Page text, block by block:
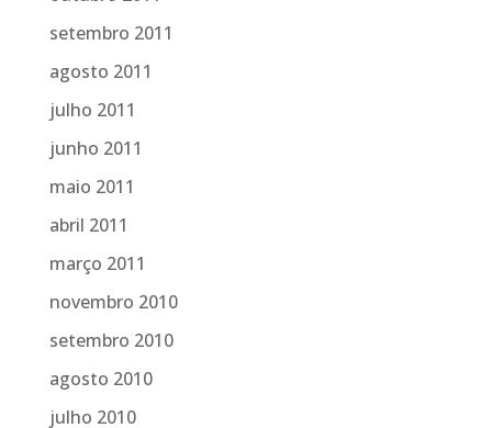
setembro 2011
agosto 2011
julho 2011
junho 2011
maio 2011
abril 2011
março 2011
novembro 2010
setembro 2010
agosto 2010
julho 2010